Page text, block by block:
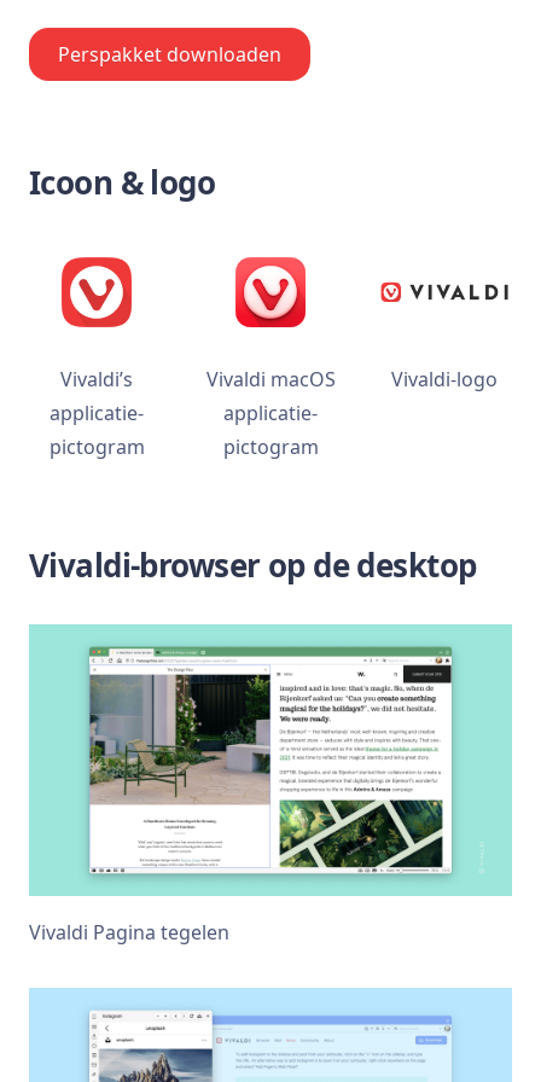
Perspakket downloaden
Icoon & logo
Vivaldiʼs
applicatie-
pictogram
Vivaldi macOS
applicatie-
pictogram
Vivaldi-logo
Vivaldi-browser op de desktop
Vivaldi Pagina tegelen